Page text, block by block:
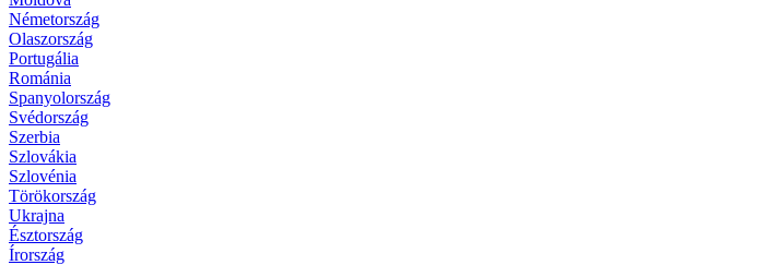
Németország
Olaszország
Portugália
Románia
Spanyolország
Svédország
Szerbia
Szlovákia
Szlovénia
Törökország
Ukrajna
Észtország
Írország